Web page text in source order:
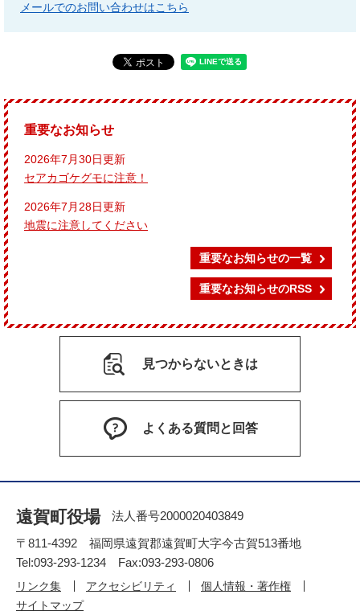
メールでのお問い合わせはこちら
重要なお知らせ
2026年7月30日更新
セアカゴケグモに注意！
2026年7月28日更新
地震に注意してください
重要なお知らせの一覧
重要なお知らせのRSS
見つからないときは
よくある質問と回答
遠賀町役場
法人番号2000020403849
〒811-4392 福岡県遠賀郡遠賀町大字今古賀513番地
Tel:093-293-1234 Fax:093-293-0806
リンク集 アクセシビリティ
個人情報・著作権
サイトマップ